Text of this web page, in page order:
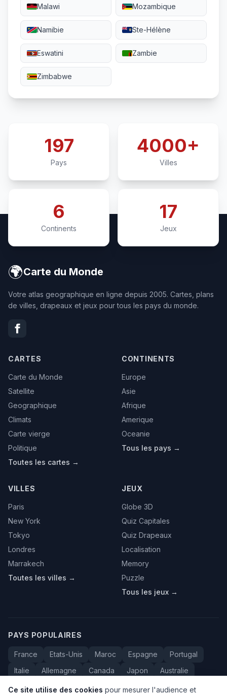
Malawi Mozambique
Namibie Ste-Hélène
Eswatini Zambie
Zimbabwe
197
Pays
4000+
Villes
6
Continents
17
Jeux
🌍Carte du Monde
Votre atlas geographique en ligne depuis 2005. Cartes, plans
de villes, drapeaux et jeux pour tous les pays du monde.
CARTES
Carte du Monde
Satellite
Geographique
Climats
Carte vierge
Politique
Toutes les cartes →
CONTINENTS
Europe
Asie
Afrique
Amerique
Oceanie
Tous les pays →
VILLES
Paris
New York
Tokyo
Londres
Marrakech
Toutes les villes →
JEUX
Globe 3D
Quiz Capitales
Quiz Drapeaux
Localisation
Memory
Puzzle
Tous les jeux →
PAYS POPULAIRES
France Etats-Unis Maroc Espagne
Portugal
Italie
Allemagne Canada Japon
Australie
Bresil
Algerie Tunisie Belgique Drapeaux
Ce site utilise des cookies pour mesurer l'audience et